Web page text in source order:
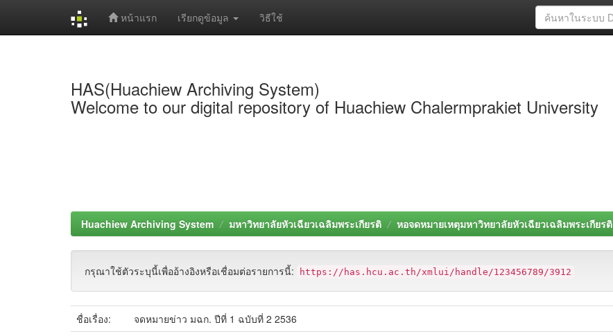
หน้าแรก เรียกดูข้อมูล วิธีใช้
HAS(Huachiew Archiving System)
Welcome to our digital repository of Huachiew Chalermprakiet University
Huachiew Archiving System มหาวิทยาลัยหัวเฉียวเฉลิมพระเกียรติ หอจดหมายเหตุมหาวิทยาลัยหัวเฉียวเฉลิมพระเกียรติ
กรุณาใช้ตัวระบุนี้เพื่ออ้างอิงหรือเชื่อมต่อรายการนี้: https://has.hcu.ac.th/xmlui/handle/123456789/3912
ชื่อเรื่อง:
จดหมายข่าว มฉก. ปีที่ 1 ฉบับที่ 2 2536